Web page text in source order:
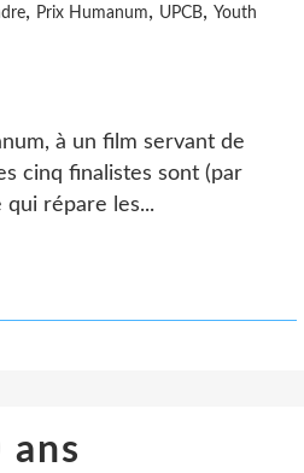
, Prix Humanum, UPCB, Youth
à un film servant de
cinq finalistes sont (par
qui répare les...
ans